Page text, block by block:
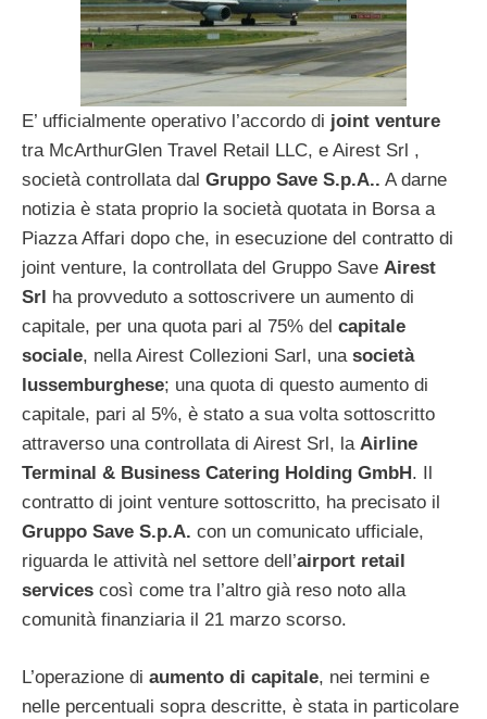
E’ ufficialmente operativo l’accordo di joint venture
tra McArthurGlen Travel Retail LLC, e Airest Srl ,
società controllata dal Gruppo Save S.p.A.. A darne
notizia è stata proprio la società quotata in Borsa a
Piazza Affari dopo che, in esecuzione del contratto di
joint venture, la controllata del Gruppo Save Airest
Srl
ha provveduto a sottoscrivere un aumento di
capitale, per una quota pari al 75% del capitale
sociale, nella Airest Collezioni Sarl, una società
lussemburghese; una quota di questo aumento di
capitale, pari al 5%, è stato a sua volta sottoscritto
attraverso una controllata di Airest Srl, la Airline
Terminal & Business Catering Holding GmbH . Il
contratto di joint venture sottoscritto, ha precisato il
Gruppo Save S.p.A. con un comunicato ufficiale,
riguarda le attività nel settore dell’airport retail
services così come tra l’altro già reso noto alla
comunità finanziaria il 21 marzo scorso.
L’operazione di aumento di capitale, nei termini e
nelle percentuali sopra descritte, è stata in particolare